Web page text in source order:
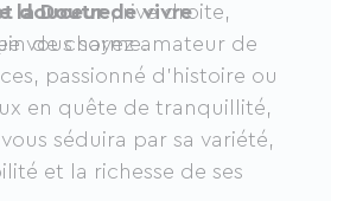
la Doutre, rive droite,
de charme.
douceur de vivre
vous soyez amateur de
passionné d’histoire ou
en quête de tranquillité,
séduira par sa variété,
et la richesse de ses